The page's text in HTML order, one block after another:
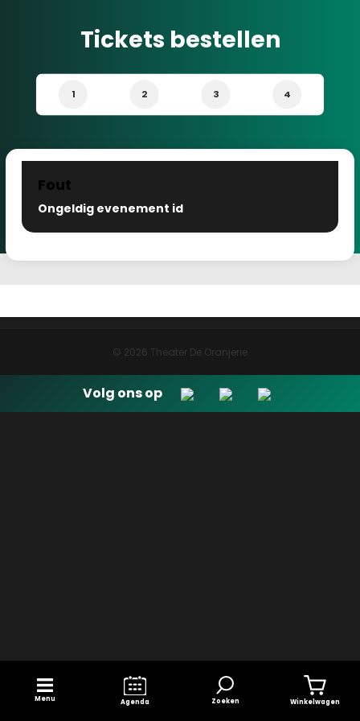
Tickets bestellen
1 2 3 4
Fout
Ongeldig evenement id
Menu Agenda Zoeken Winkelwagen
© 2026 Theater De Oranjerie
Volg ons op